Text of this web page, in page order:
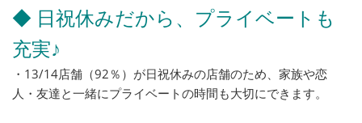
◆ 日祝休みだから、プライベートも
充実♪
・13/14店舗（92％）が日祝休みの店舗のため、家族や恋
人・友達と一緒にプライベートの時間も大切にできます。